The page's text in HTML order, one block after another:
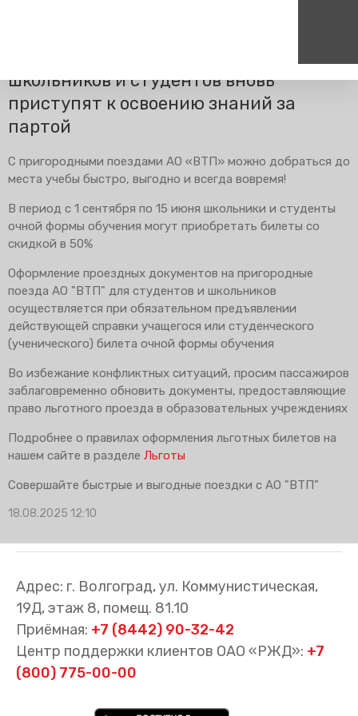
Пассажирам
Справочник
касс
Тарифы и льготы
Способы оплаты проезда
Абонементные билеты
пригородных поездов
Мобильное приложение
Правила проезда
Для маломобильных
пассажиров
Туризм
Единый номер вызова экстренных служб
112
школьников и студентов вновь
приступят к освоению знаний за
партой
С пригородными поездами АО «ВТП» можно добраться до
места учебы быстро, выгодно и всегда вовремя!
В период с 1 сентября по 15 июня школьники и студенты
очной формы обучения могут приобретать билеты со
скидкой в 50%
Оформление проездных документов на пригородные
поезда АО "ВТП" для студентов и школьников
осуществляется при обязательном предъявлении
действующей справки учащегося или студенческого
(ученического) билета очной формы обучения
Во избежание конфликтных ситуаций, просим пассажиров
заблаговременно обновить документы, предоставляющие
право льготного проезда в образовательных учреждениях
Подробнее о правилах оформления льготных билетов на
нашем сайте в разделе Льготы
Совершайте быстрые и выгодные поездки с АО "ВТП"
18.08.2025 12:10
Адрес: г. Волгоград, ул. Коммунистическая,
19Д, этаж 8, помещ. 81.10
Приёмная: +7 (8442) 90-32-42
Центр поддержки клиентов ОАО «РЖД»: +7
(800) 775-00-00